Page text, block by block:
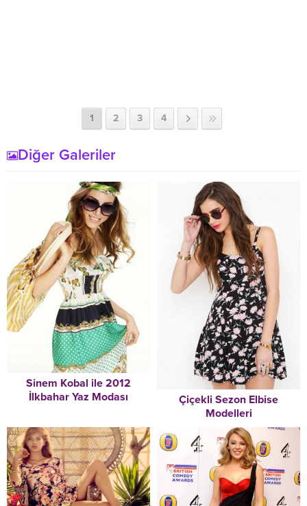
1 2 3 4
Diğer Galeriler
Sinem Kobal ile 2012
İlkbahar Yaz Modası
Çiçekli Sezon Elbise
Modelleri